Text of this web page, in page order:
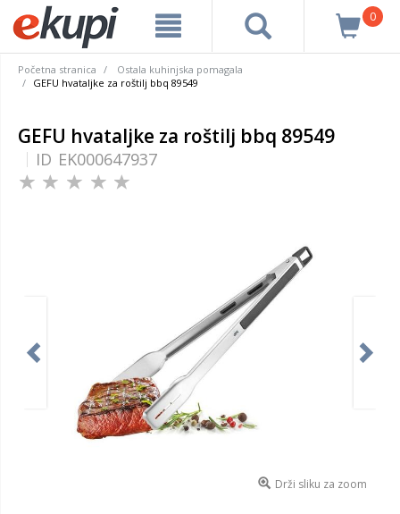
0
Početna stranica
Ostala kuhinjska pomagala
GEFU hvataljke za roštilj bbq 89549
GEFU hvataljke za roštilj bbq 89549
ID EK000647937
Drži sliku za zoom